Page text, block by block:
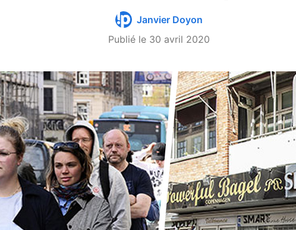
Janvier Doyon
Publié le 30 avril 2020